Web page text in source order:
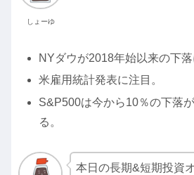
しょーゆ
NYダウが2018年始以来の下落
米雇用統計発表に注目。
S&P500は今から10％の下落
る。
本日の長期&短期投資